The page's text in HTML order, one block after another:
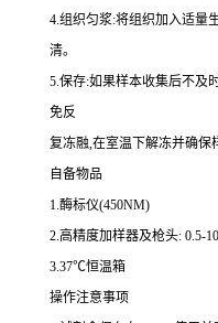
4.组织匀浆:将组织加入适量
清。
5.保存:如果样本收集后不及
免反
复冻融,在室温下解冻并确保
自备物品
1.酶标仪(450NM)
2.高精度加样器及枪头: 0.5-
3.37℃恒温箱
操作注意事项